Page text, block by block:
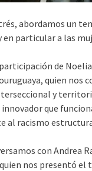
abordamos un
en particular a las
de
quien nos
y
que
al racismo
con
nos presentó